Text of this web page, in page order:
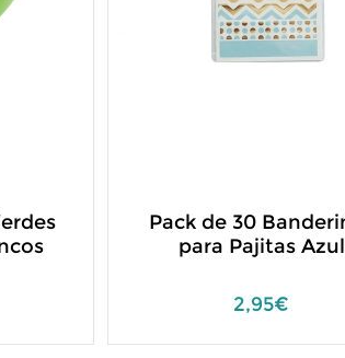
Pack de 30
para Pajitas Azul
2,95€